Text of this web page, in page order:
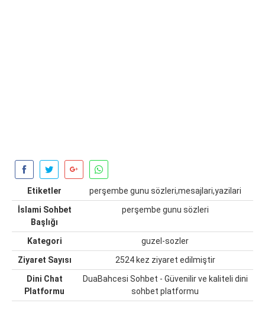
Etiketler
perşembe gunu sözleri,mesajlari,yazilari
İslami Sohbet
Başlığı
perşembe gunu sözleri
Kategori
guzel-sozler
Ziyaret Sayısı
2524 kez ziyaret edilmiştir
Dini Chat
Platformu
DuaBahcesi Sohbet - Güvenilir ve kaliteli dini
sohbet platformu